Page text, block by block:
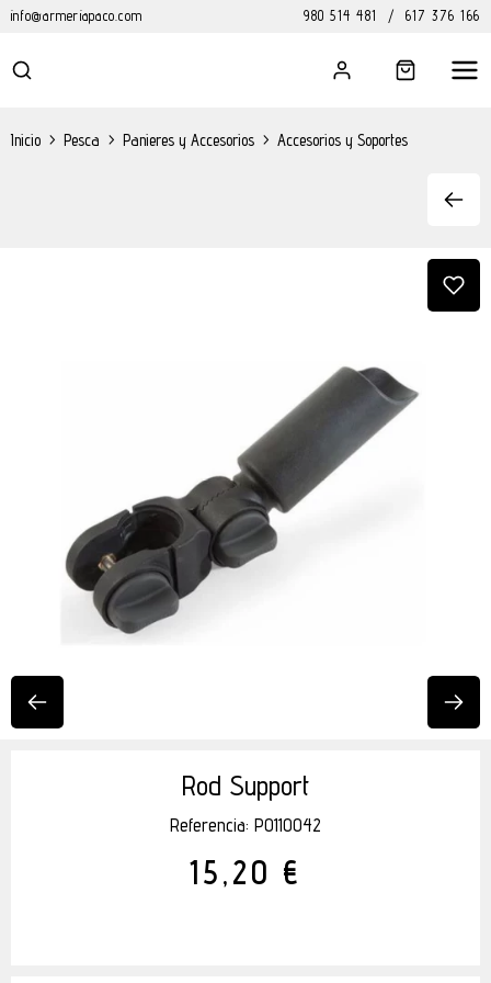
info@armeriapaco.com 980 514 481 / 617 376 166
Inicio > Pesca > Panieres y Accesorios > Accesorios y Soportes
Rod Support
Referencia: P0110042
15,20 €